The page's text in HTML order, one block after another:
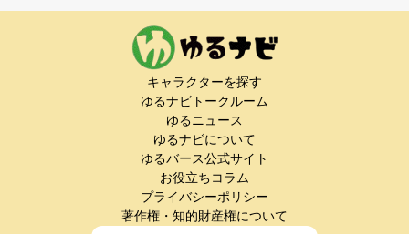
キャラクターを探す
ゆるナビトークルーム
ゆるニュース
ゆるナビについて
ゆるバース公式サイト
お役立ちコラム
プライバシーポリシー
著作権・知的財産権について